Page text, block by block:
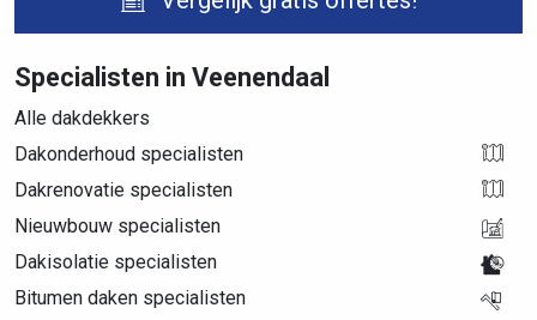
Specialisten in Veenendaal
Alle dakdekkers
Dakonderhoud specialisten
Dakrenovatie specialisten
Nieuwbouw specialisten
Dakisolatie specialisten
Bitumen daken specialisten